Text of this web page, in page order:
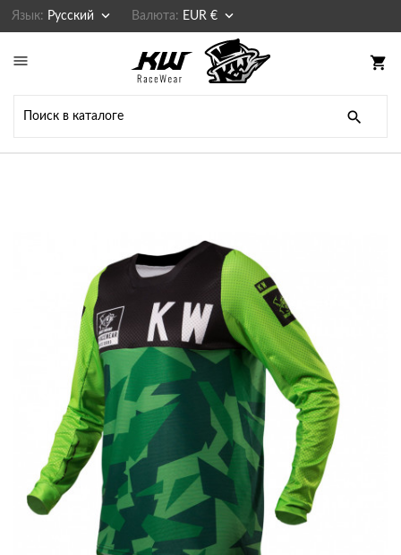
Язык: Русский  Валюта: EUR € 
 shopping_cart
